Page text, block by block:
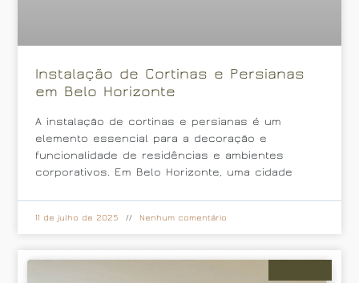
Instalação de Cortinas e Persianas
em Belo Horizonte
A instalação de cortinas e persianas é um
elemento essencial para a decoração e
funcionalidade de residências e ambientes
corporativos. Em Belo Horizonte, uma cidade
11 de julho de 2025 Nenhum comentário